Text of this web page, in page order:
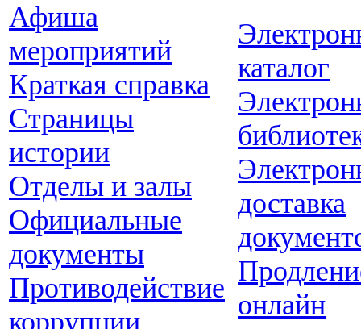
Афиша
мероприятий
Краткая справка
Страницы
истории
Отделы и залы
Официальные
документы
Противодействие
коррупции
каталог
доставка
онлайн